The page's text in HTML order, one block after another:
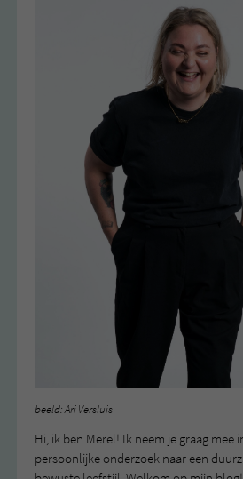
beeld: Ari Versluis
Hi, ik ben Merel! Ik neem je graag mee
persoonlijke onderzoek naar een